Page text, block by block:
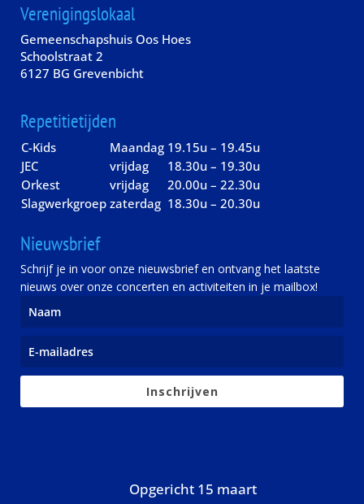
Verenigingslokaal
Gemeenschapshuis Oos Hoes
Schoolstraat 2
6127 BG Grevenbicht
Repetitietijden
C-Kids Maandag 19.15u – 19.45u
JEC
vrijdag
18.30u – 19.30u
Orkest
vrijdag
20.00u – 22.30u
Slagwerkgroep zaterdag 18.30u – 20.30u
Nieuwsbrief
Schrijf je in voor onze nieuwsbrief en ontvang het laatste
nieuws over onze concerten en activiteiten in je mailbox!
Inschrijven
Opgericht 15 maart